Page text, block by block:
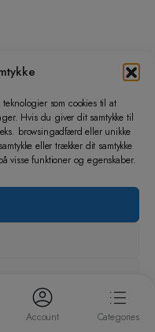
som cookies til at
Hvis du giver dit samtykke til
browsingadfærd eller unikke
eller trækker dit samtykke
visse funktioner og egenskaber.
gule blomster
muligheder
Account Categories